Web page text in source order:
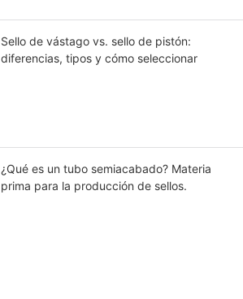
Sello de vástago vs. sello de pistón:
diferencias, tipos y cómo seleccionar
¿Qué es un tubo semiacabado? Materia
prima para la producción de sellos.